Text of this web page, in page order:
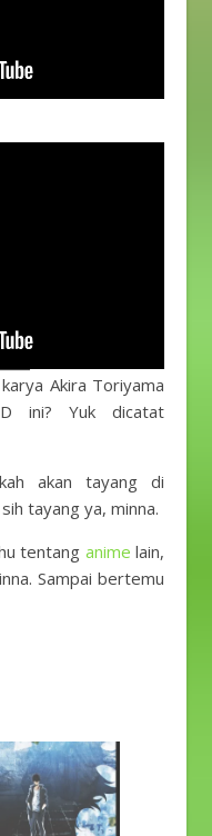
Akira Toriyama
ini? Yuk dicatat
akan tayang di
tayang ya, minna.
tentang anime lain,
Sampai bertemu